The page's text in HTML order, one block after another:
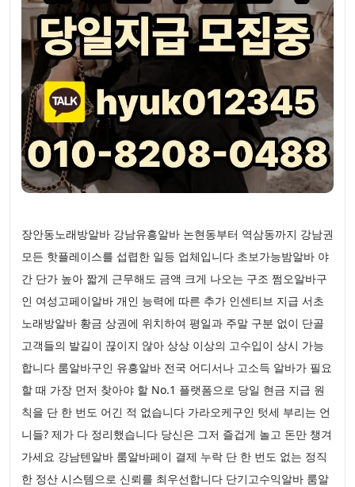
장안동노래방알바 강남유흥알바 논현동부터 역삼동까지 강남권
모든 핫플레이스를 섭렵한 일등 업체입니다 초보가능밤알바 야
간 단가 높아 짧게 근무해도 금액 크게 나오는 구조 쩜오알바구
인 여성고페이알바 개인 능력에 따른 추가 인센티브 지급 서초
노래방알바 황금 상권에 위치하여 평일과 주말 구분 없이 단골
고객들의 발길이 끊이지 않아 상상 이상의 고수입이 상시 가능
합니다 룸알바구인 유흥알바 전국 어디서나 고소득 알바가 필요
할 때 가장 먼저 찾아야 할 No.1 플랫폼으로 당일 현금 지급 원
칙을 단 한 번도 어긴 적 없습니다 가라오케구인 텃세 부리는 언
니들? 제가 다 정리했습니다 당신은 그저 즐겁게 놀고 돈만 챙겨
가세요 강남텐알바 룸알바페이 결제 누락 단 한 번도 없는 정직
한 정산 시스템으로 신뢰를 최우선합니다 단기고수익알바 룸알